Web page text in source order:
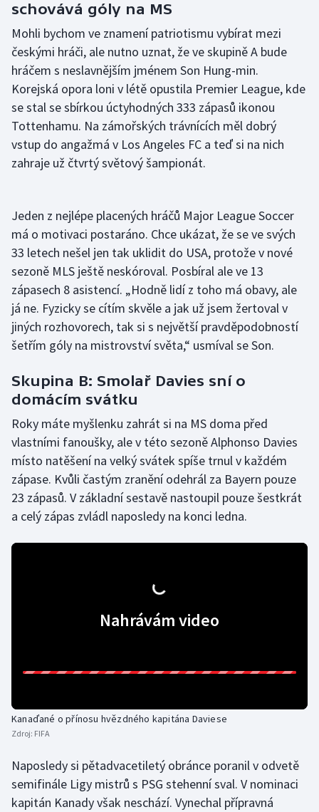
Jezdectví
Judo
Krasobruslení
Lezení
Lyže a snowboard
Motorsport
Olympijské hry
Parasport
Plavání
Ragby
Rychlobruslení
Rychlostní kanoistika
Short track
Ostatní
schovává góly na MS
Mohli bychom ve znamení patriotismu vybírat mezi
českými hráči, ale nutno uznat, že ve skupině A bude
hráčem s neslavnějším jménem Son Hung-min.
Korejská opora loni v létě opustila Premier League, kde
se stal se sbírkou úctyhodných 333 zápasů ikonou
Tottenhamu. Na zámořských trávnících měl dobrý
vstup do angažmá v Los Angeles FC a teď si na nich
zahraje už čtvrtý světový šampionát.
Jeden z nejlépe placených hráčů Major League Soccer
má o motivaci postaráno. Chce ukázat, že se ve svých
33 letech nešel jen tak uklidit do USA, protože v nové
sezoně MLS ještě neskóroval. Posbíral ale ve 13
zápasech 8 asistencí. „Hodně lidí z toho má obavy, ale
já ne. Fyzicky se cítím skvěle a jak už jsem žertoval v
jiných rozhovorech, tak si s největší pravděpodobností
šetřím góly na mistrovství světa,“ usmíval se Son.
Skupina B: Smolař Davies sní o
domácím svátku
Roky máte myšlenku zahrát si na MS doma před
vlastními fanoušky, ale v této sezoně Alphonso Davies
místo natěšení na velký svátek spíše trnul v každém
zápase. Kvůli častým zranění odehrál za Bayern pouze
23 zápasů. V základní sestavě nastoupil pouze šestkrát
a celý zápas zvládl naposledy na konci ledna.
Nahrávám video
Kanaďané o přínosu hvězdného kapitána Daviese
Zdroj: FIFA
Naposledy si pětadvacetiletý obránce poranil v odvetě
semifinále Ligy mistrů s PSG stehenní sval. V nominaci
kapitán Kanady však neschází. Vynechal přípravná